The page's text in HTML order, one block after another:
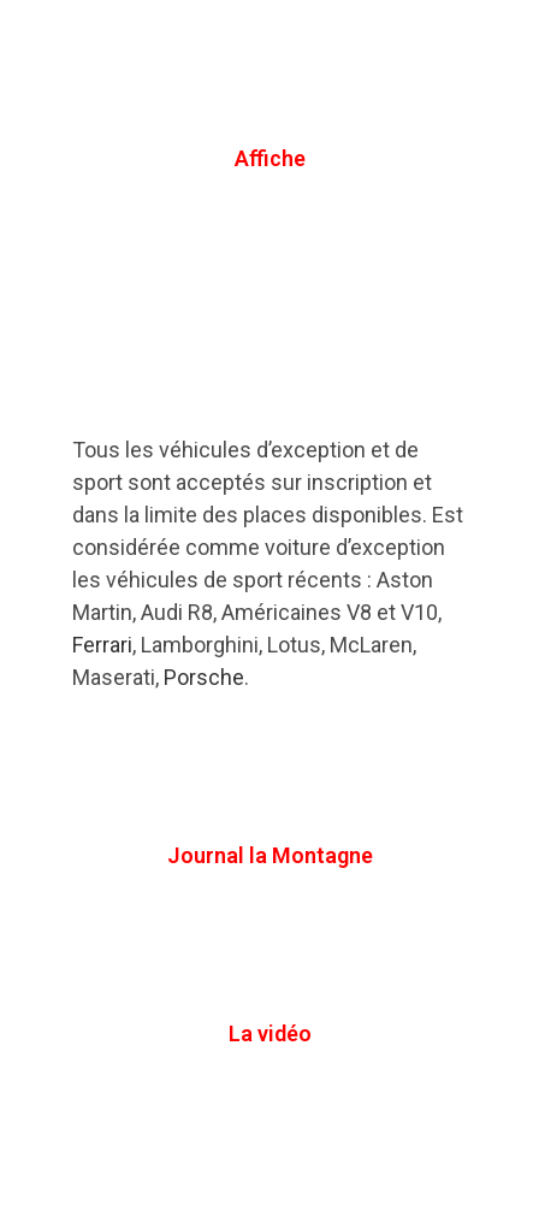
Affiche
Tous les véhicules d’exception et de
sport sont acceptés sur inscription et
dans la limite des places disponibles. Est
considérée comme voiture d’exception
les véhicules de sport récents : Aston
Martin, Audi R8, Américaines V8 et V10,
Ferrari, Lamborghini, Lotus, McLaren,
Maserati, Porsche.
Journal la Montagne
La vidéo